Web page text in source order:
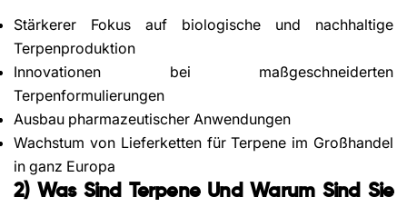
Stärkerer Fokus auf biologische und nachhaltige
Terpenproduktion
Innovationen bei maßgeschneiderten
Terpenformulierungen
Ausbau pharmazeutischer Anwendungen
Wachstum von Lieferketten für Terpene im Großhandel
in ganz Europa
2) Was Sind Terpene Und Warum Sind Sie